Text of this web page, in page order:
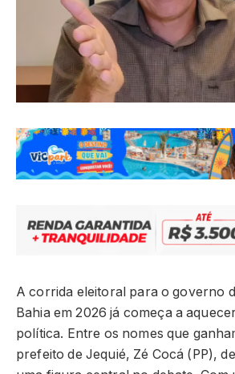
A corrida eleitoral para o governo
Bahia em 2026 já começa a
política. Entre os nomes que
prefeito de Jequié, Zé Cocá (PP),